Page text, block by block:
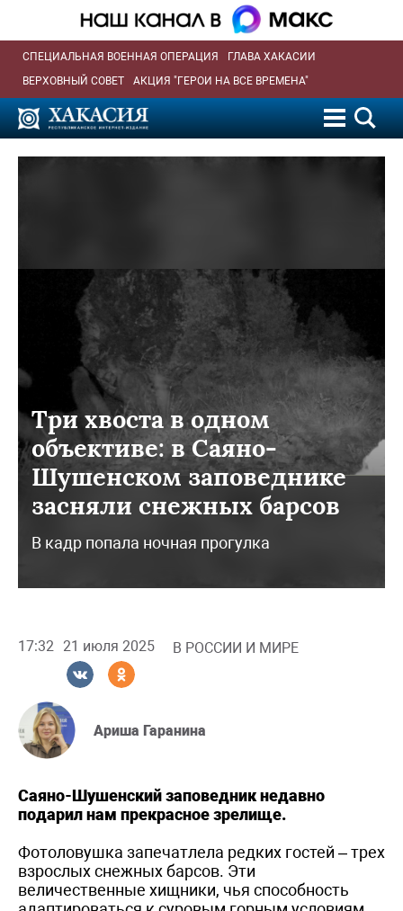
СПЕЦИАЛЬНАЯ ВОЕННАЯ ОПЕРАЦИЯ
ГЛАВА ХАКАСИИ
ВЕРХОВНЫЙ СОВЕТ
АКЦИЯ "ГЕРОИ НА ВСЕ ВРЕМЕНА"
Три хвоста в одном
объективе: в Саяно-
Шушенском заповеднике
засняли снежных барсов
В кадр попала ночная прогулка
17:32 21 июля 2025 В РОССИИ И МИРЕ
Ариша Гаранина
Саяно-Шушенский заповедник недавно
подарил нам прекрасное зрелище.
Фотоловушка запечатлела редких гостей – трех
взрослых снежных барсов. Эти
величественные хищники, чья способность